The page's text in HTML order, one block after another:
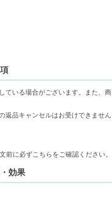
が沖縄の場合はキャンセル
かな香り。
ている場合がございます。また、商
返品キャンセルはお受けできません
前に必ずこちらをご確認ください。
効果